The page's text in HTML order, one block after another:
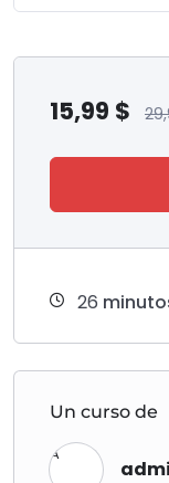
15,99 $
26
Un curso de
A